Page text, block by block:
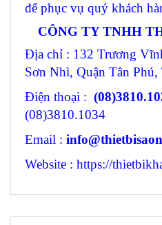
để phục vụ quý khách
CÔNG TY TNHH
Địa chỉ : 132 Trương
Sơn Nhì, Quận Tân
Điện thoại :
(08)3810.1034
Email :
Website : https://